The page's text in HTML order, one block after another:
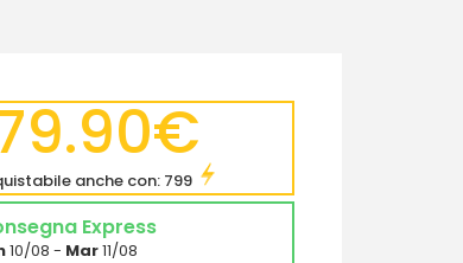
anche con: 799
Express
10/08 - Mar11/08